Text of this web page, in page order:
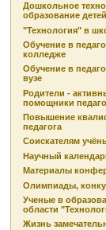
Дошкольное
образование детей
"Технология" в
Обучение в
колледже
Обучение в
вузе
Родители -
помощники
Повышение
педагога
Соискателям
Научный
Материалы
Олимпиады,
Ученые в
области
Жизнь